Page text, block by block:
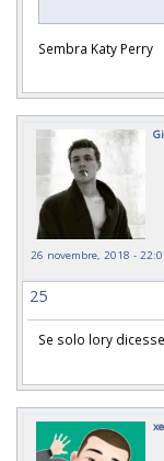
Sembra Katy Perry
26 novembre, 2018 -
25
Se solo lory